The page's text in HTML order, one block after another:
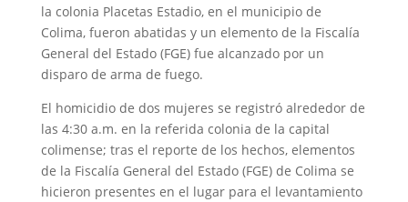
la colonia Placetas Estadio, en el municipio de
Colima, fueron abatidas y un elemento de la Fiscalía
General del Estado (FGE) fue alcanzado por un
disparo de arma de fuego.
El homicidio de dos mujeres se registró alrededor de
las 4:30 a.m. en la referida colonia de la capital
colimense; tras el reporte de los hechos, elementos
de la Fiscalía General del Estado (FGE) de Colima se
hicieron presentes en el lugar para el levantamiento